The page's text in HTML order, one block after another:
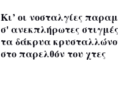
Κι’ οι νοσταλγίες
σ' ανεκπλήρωτες στιγμές
τα δάκρυα
στο παρελθόν του χτες